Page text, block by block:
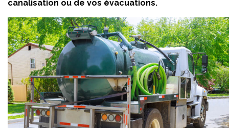
canalisation ou de vos évacuations.